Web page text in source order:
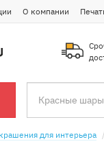
О компании
для интерьера